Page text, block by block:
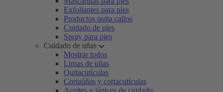
Exfoliantes para pies
Productos quita callos
Cuidado de pies
Spray para pies
Cuidado de uñas
Mostrar todos
Limas de uñas
Quitacutículas
Cortaúñas y cortacutículas
Aceites y lápices de cuidado